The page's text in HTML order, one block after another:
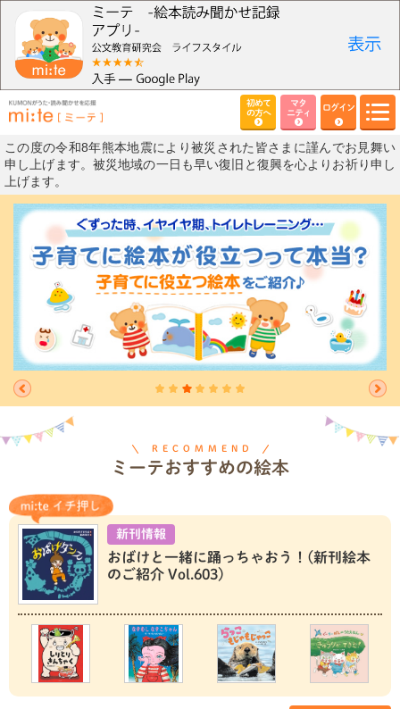
初めて
の方へ
マタ
ニティ
ログイン
この度の令和8年熊本地震により被災された皆さまに謹んでお見舞い
申し上げます。被災地域の一日も早い復旧と復興を心よりお祈り申し
上げます。
RECOMMEND
ミーテおすすめの絵本
新刊情報
おばけと一緒に踊っちゃおう！(新刊絵本
のご紹介 Vol.603)